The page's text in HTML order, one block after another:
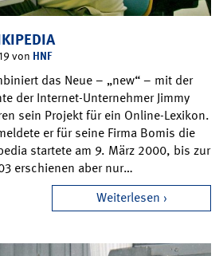
von HNF
das Neue – „new“ – mit der
der Internet-Unternehmer Jimmy
sein Projekt für ein Online-Lexikon.
er für seine Firma Bomis die
startete am 9. März 2000, bis zur
erschienen aber nur…
Weiterlesen